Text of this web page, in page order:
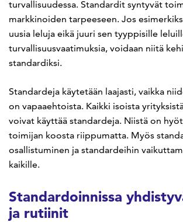
turvallisuudessa. Standardit syntyvät
markkinoiden tarpeeseen. Jos
uusia leluja eikä juuri sen tyyppisille
turvallisuusvaatimuksia, voidaan niitä
standardiksi.
Standardeja käytetään laajasti, vaikka
on vapaaehtoista. Kaikki isoista
voivat käyttää standardeja. Niistä on
toimijan koosta riippumatta. Myös
osallistuminen ja standardeihin
kaikille.
Standardoinnissa
ja rutiinit